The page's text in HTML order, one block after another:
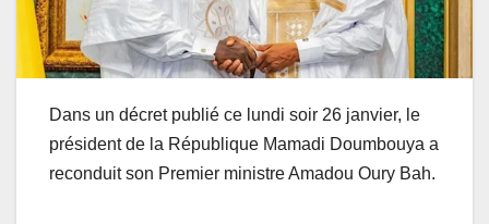
Dans un décret publié ce lundi soir 26 janvier, le
président de la République Mamadi Doumbouya a
reconduit son Premier ministre Amadou Oury Bah.